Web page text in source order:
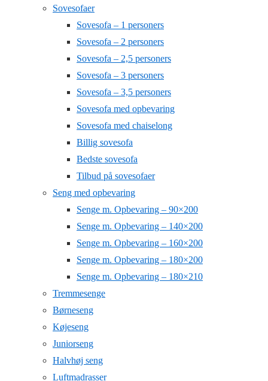
Sovesofaer
Sovesofa – 1 personers
Sovesofa – 2 personers
Sovesofa – 2,5 personers
Sovesofa – 3 personers
Sovesofa – 3,5 personers
Sovesofa med opbevaring
Sovesofa med chaiselong
Billig sovesofa
Bedste sovesofa
Tilbud på sovesofaer
Seng med opbevaring
Senge m. Opbevaring – 90×200
Senge m. Opbevaring – 140×200
Senge m. Opbevaring – 160×200
Senge m. Opbevaring – 180×200
Senge m. Opbevaring – 180×210
Tremmesenge
Børneseng
Køjeseng
Juniorseng
Halvhøj seng
Luftmadrasser